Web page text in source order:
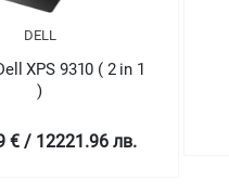
DELL
Dell XPS 9310